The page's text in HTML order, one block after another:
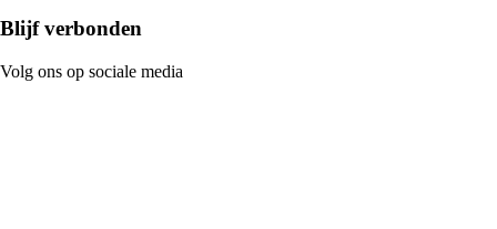
Blijf verbonden
Volg ons op sociale media